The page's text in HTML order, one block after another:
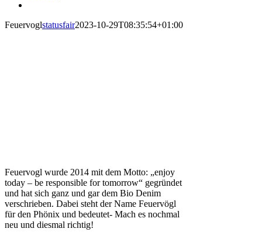
Feuervoglstatusfair2023-10-29T08:35:54+01:00
Feuervogl wurde 2014 mit dem Motto: „enjoy
today – be responsible for tomorrow“ gegründet
und hat sich ganz und gar dem Bio Denim
verschrieben. Dabei steht der Name Feuervögl
für den Phönix und bedeutet- Mach es nochmal
neu und diesmal richtig!